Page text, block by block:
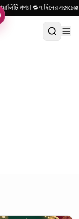
পণ্য | 🔁 ৭ দিনের